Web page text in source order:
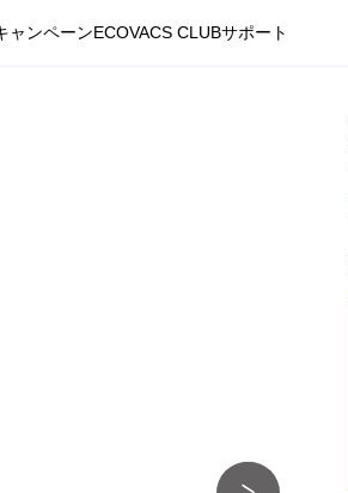
ャンペーンECOVACS CLUBサポート